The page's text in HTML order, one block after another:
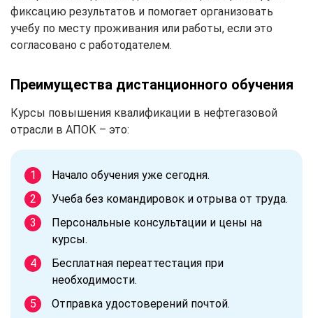
фиксацию результатов и помогает организовать
учебу по месту проживания или работы, если это
согласовано с работодателем.
Преимущества дистанционного обучения
Курсы повышения квалификации в нефтегазовой
отрасли в АПОК – это:
Начало обучения уже сегодня.
Учеба без командировок и отрыва от труда.
Персональные консультации и цены на
курсы.
Бесплатная переаттестация при
необходимости.
Отправка удостоверений почтой.